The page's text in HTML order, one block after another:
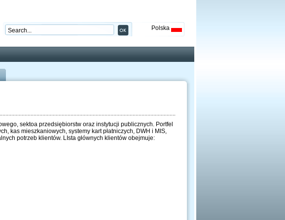
Polska
sektoa przedsiębiorstw oraz instytucji publicznych. Portfel
kas mieszkaniowych, systemy kart płatniczych, DWH i MIS,
potrzeb klientów. LIsta głównych klientów obejmuje: